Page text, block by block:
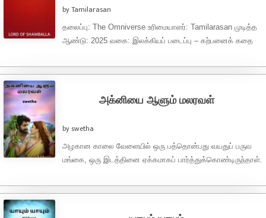
by Tamilarasan
தலைப்பு: The Omniverse உரிமையாளர்: Tamilarasan முடித்த
ஆண்டு: 2025 வகை: இலக்கியப் படைப்பு – கற்பனைக் கதை
உரிமைகளும் பாதுகாக்கப்பட்டவை. இந்த படைப்பு ...
அக்னியை ஆளும் மலரவள்
by swetha
அழகான காலை வேளையில் ஒரு பத்தொன்பது வயதுப் பருவ
மங்கை, ஒரு இடத்தினை ஏக்கமாகப் பார்த்துக்கொண்டிருந்தாள்.
ஏங்கும் வளர்ந்த ...